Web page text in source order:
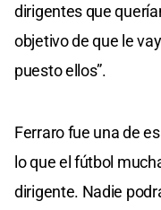
dirigentes que
objetivo de que le
puesto ellos”.
Ferraro fue una de
lo que el fútbol
dirigente. Nadie